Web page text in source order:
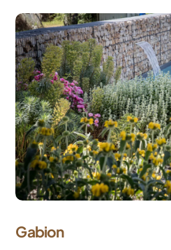
Gabion